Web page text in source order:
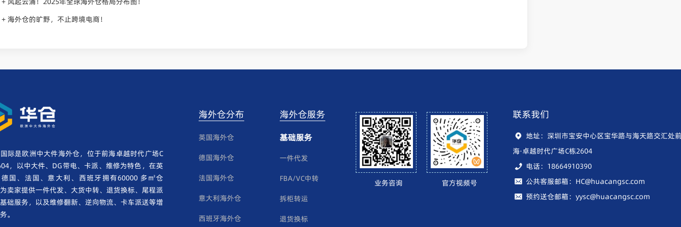
+ 海外仓的旷野，不止跨境电商！
际是欧洲中大件海外仓，位于前海卓越时代广场C
，以中大件、DG带电、卡派、维修为特色，在英
国、法国、意大利、西班牙拥有60000 多㎡仓
卖家提供一件代发、大货中转、退货换标、尾程派
础服务，以及维修翻新、逆向物流、卡车派送等增
。
海外仓分布
英国海外仓
德国海外仓
法国海外仓
意大利海外仓
西班牙海外仓
海外仓服务
基础服务
一件代发
FBA/VC中转
拆柜转运
退货换标
业务咨询 官方视频号
联系我们
地址：深圳市宝安中心区宝华路与海天路交汇处
海·卓越时代广场C栋2604
电话：18664910390
公共客服邮箱：HC@huacangsc.com
预约送仓邮箱：yysc@huacangsc.com